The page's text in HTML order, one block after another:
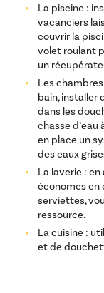
La piscine :
vacanciers
couvrir la
volet roulant
un
Les
bain, installer
dans les
chasse
en place un
des eaux
La laverie :
économes en
serviettes,
ressource.
La cuisine :
et de